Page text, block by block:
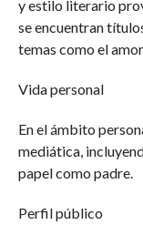
y estilo literario
se encuentran
temas como el
Vida personal
En el ámbito
mediática,
papel como padre.
Perfil público